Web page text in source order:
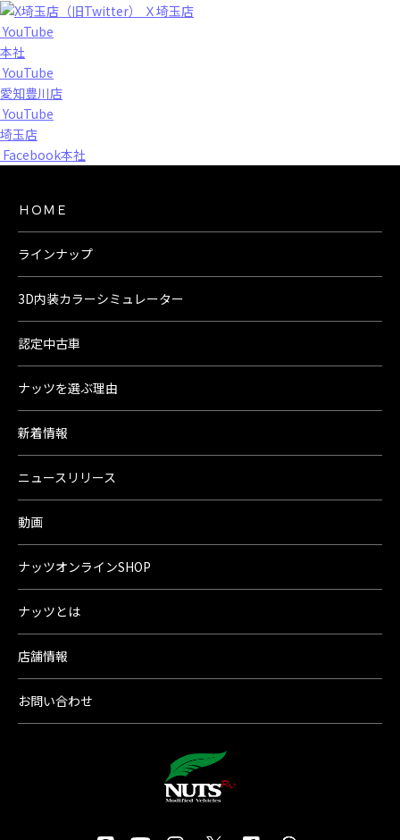
Ｘ埼玉店
YouTube
本社
YouTube
愛知豊川店
YouTube
埼玉店
Facebook本社
ＨＯＭＥ
ラインナップ
3D内装カラーシミュレーター
認定中古車
ナッツを選ぶ理由
新着情報
ニュースリリース
動画
ナッツオンラインSHOP
ナッツとは
店舗情報
お問い合わせ